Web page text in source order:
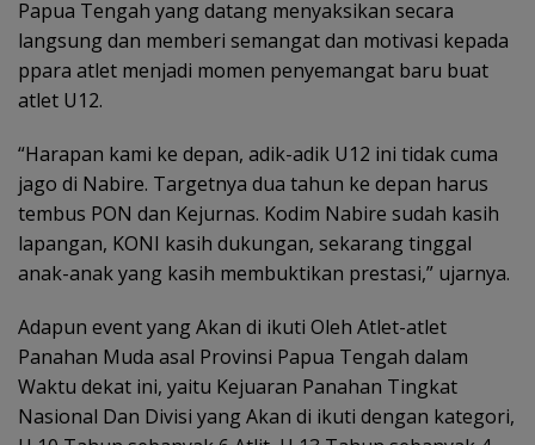
Papua Tengah yang datang menyaksikan secara
langsung dan memberi semangat dan motivasi kepada
ppara atlet menjadi momen penyemangat baru buat
atlet U12.
“Harapan kami ke depan, adik-adik U12 ini tidak cuma
jago di Nabire. Targetnya dua tahun ke depan harus
tembus PON dan Kejurnas. Kodim Nabire sudah kasih
lapangan, KONI kasih dukungan, sekarang tinggal
anak-anak yang kasih membuktikan prestasi,” ujarnya.
Adapun event yang Akan di ikuti Oleh Atlet-atlet
Panahan Muda asal Provinsi Papua Tengah dalam
Waktu dekat ini, yaitu Kejuaran Panahan Tingkat
Nasional Dan Divisi yang Akan di ikuti dengan kategori,